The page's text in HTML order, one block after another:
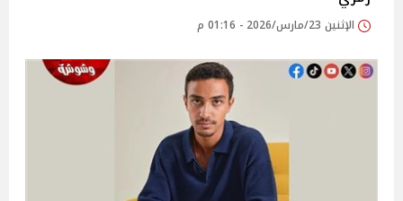
الإثنين 23/مارس/2026 - 01:16 م